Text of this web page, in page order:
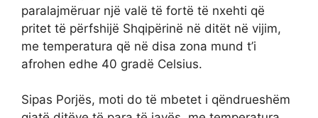
paralajmëruar një valë të fortë të nxehti që
pritet të përfshijë Shqipërinë në ditët në vijim,
me temperatura që në disa zona mund t’i
afrohen edhe 40 gradë Celsius.
Sipas Porjës, moti do të mbetet i qëndrueshëm